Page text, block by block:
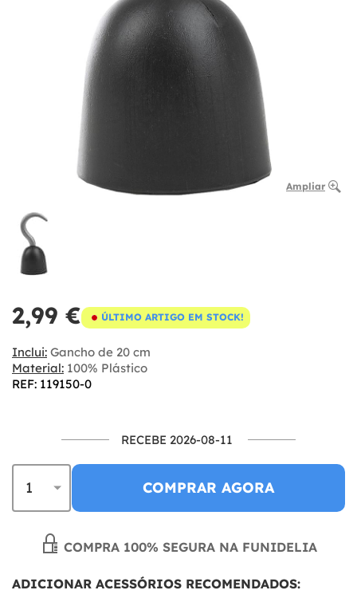
Ampliar
2,99 € ÚLTIMO ARTIGO EM STOCK!
Inclui: Gancho de 20 cm
Material: 100% Plástico
REF: 119150-0
RECEBE 2026-08-11
COMPRAR AGORA
COMPRA 100% SEGURA NA FUNIDELIA
ADICIONAR ACESSÓRIOS RECOMENDADOS: